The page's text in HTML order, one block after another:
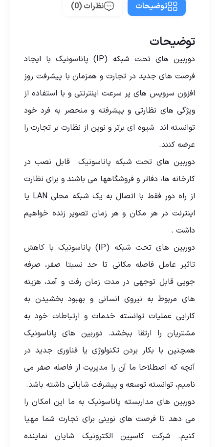
توضیحات نظرات (0)
توضیحات
دوربین های تحت شبکه (IP) پاناسونیک با ایجاد
فرصت های جدید در تجارت و همزمان با پیشرفت روز
افزون سرویس های پر سرعت اینترنتی و با استفاده از
ویژگی های نظارتی و پیشرفته و منحصر به فرد خود
توانسته اند شیوه ای برتر و نوین از نظارت بر تجارت را
عرضه کنند.
دوربین های تحت شبکه پاناسونیک قابل نصب در
کارخانه ها، دفاتر و فروشگاهها می باشند و برای نظارت
از راه دور فقط با اتصال به یک شبکه محلی LAN یا
اینترنت در هر مکان و هر زمان تصویر زنده خواهيم
داشت .
دوربین های تحت شبکه (IP) پاناسونیک با کاهش
تاثیر عامل فاصله مکانی تا حد نسبتا صفر، صرفه
جویی قابل توجهی در مدت زمان رفت و آمد، هزینه
های مربوط به نیروی انسانی و بهبود بخشیدن به
کارایی عملیات توانسته خدمات و ارتباطات خود به
مشتریان را ارتقا ببخشد. دوربین های پاناسونیک
همچنین با بکار بردن تکنولوژی یا فناوری جدید در
آنچه که اصطلاحا ما آن را مدیریت از فاصله صفر می
نامیم، توانسته توسعه و پیشرفت شایانی داشته باشد.
دوربین های مداربسته پاناسونیک به ما این امکان را
می دهد تا فرصت های نوینی برای تجارت شما مهیا
کنیم. شرکت کاسپین الکترونیک شایان نماینده